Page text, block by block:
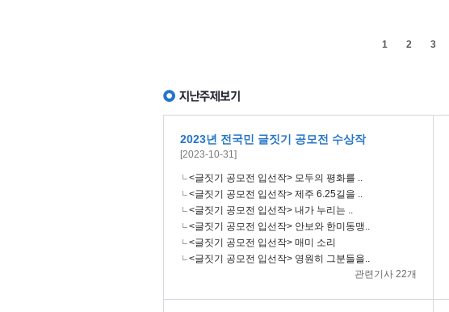
1 2 3
2023년 전국민 글짓기 공모전 수상작
[2023-10-31]
<글짓기 공모전 입선작> 모두의 평화를 ..
<글짓기 공모전 입선작> 제주 6.25길을 ..
<글짓기 공모전 입선작> 내가 누리는 ..
<글짓기 공모전 입선작> 안보와 한미동맹..
<글짓기 공모전 입선작> 매미 소리
<글짓기 공모전 입선작> 영원히 그분들을..
관련기사 22개